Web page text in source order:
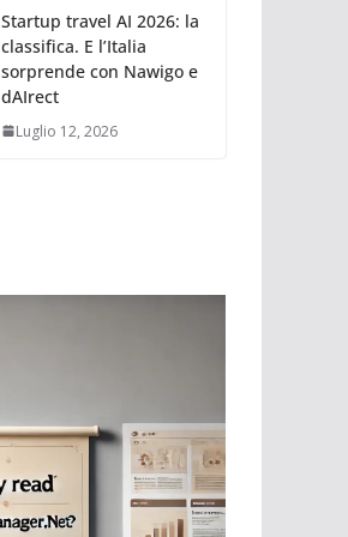
Startup travel AI 2026: la
classifica. E l’Italia
sorprende con Nawigo e
dAIrect
Luglio 12, 2026